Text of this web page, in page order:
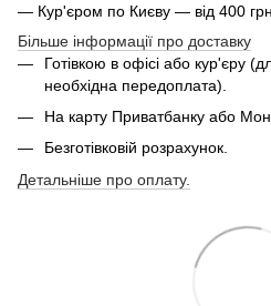
— Кур'єром по Києву — від 400 грн
Більше інформації про доставку
Готівкою в офісі або кур'єру
необхідна передоплата).
На карту Приватбанку або
Безготівковій розрахунок.
Детальніше про оплату.